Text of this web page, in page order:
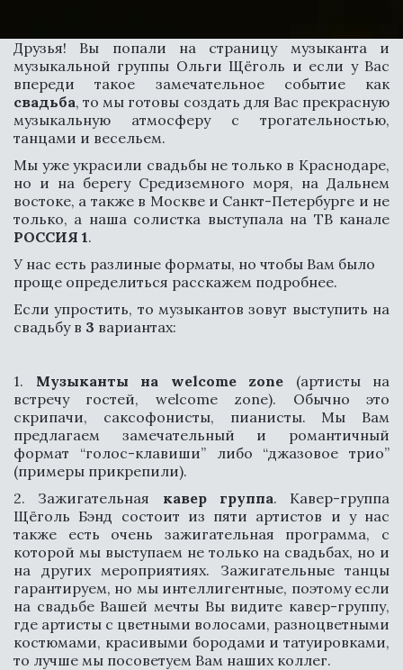
МУЗЫКАЛЬНАЯ
ГРУППА НА СВАДЬБУ В
КРАСНОДАРЕ
Друзья! Вы попали на страницу музыканта и
музыкальной группы Ольги Щёголь и если у Вас
впереди такое замечательное событие как
свадьба, то мы готовы создать для Вас прекрасную
музыкальную атмосферу с трогательностью,
танцами и весельем.
Мы уже украсили свадьбы не только в Краснодаре,
но и на берегу Средиземного моря, на Дальнем
востоке, а также в Москве и Санкт-Петербурге и не
только, а наша солистка выступала на ТВ канале
РОССИЯ 1.
У нас есть разлиные форматы, но чтобы Вам было
проще определиться расскажем подробнее.
Если упростить, то музыкантов зовут выступить на
свадьбу в 3 вариантах:
1. Музыканты на welcome zone (артисты на
встречу гостей, welcome zone). Обычно это
скрипачи, саксофонисты, пианисты. Мы Вам
предлагаем замечательный и романтичный
формат “голос-клавиши” либо “джазовое трио”
(примеры прикрепили).
2. Зажигательная кавер группа. Кавер-группа
Щёголь Бэнд состоит из пяти артистов и у нас
также есть очень зажигательная программа, с
которой мы выступаем не только на свадьбах, но и
на других мероприятиях. Зажигательные танцы
гарантируем, но мы интеллигентные, поэтому если
на свадьбе Вашей мечты Вы видите кавер-группу,
где артисты с цветными волосами, разноцветными
костюмами, красивыми бородами и татуировками,
то лучше мы посоветуем Вам наших коллег.